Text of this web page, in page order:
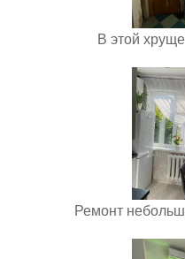
В этой
Ремонт